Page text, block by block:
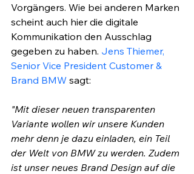
Vorgängers. Wie bei anderen Marken
scheint auch hier die digitale
Kommunikation den Ausschlag
gegeben zu haben. Jens Thiemer,
Senior Vice President Customer &
Brand BMW sagt:
"Mit dieser neuen transparenten
Variante wollen wir unsere Kunden
mehr denn je dazu einladen, ein Teil
der Welt von BMW zu werden. Zudem
ist unser neues Brand Design auf die